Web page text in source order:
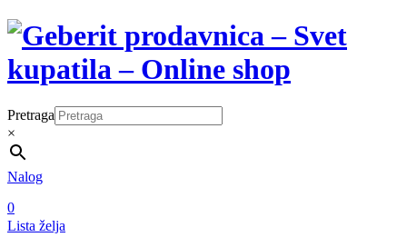
Pretraga
×
Nalog
0
Lista želja